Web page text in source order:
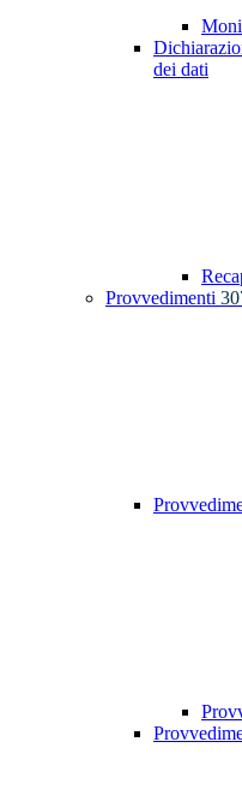
dei dati
Provvedimenti